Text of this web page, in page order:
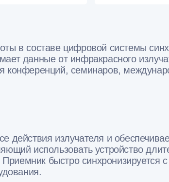
в составе цифровой системы
данные от инфракрасного
конференций, семинаров,
действия излучателя и
использовать устройство
быстро синхронизируется